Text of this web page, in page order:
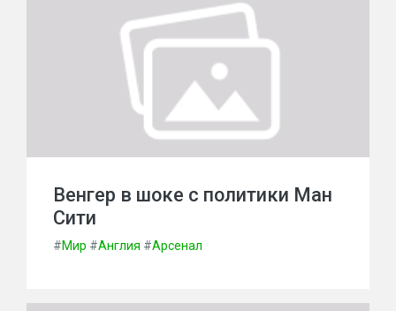
Венгер в шоке с политики Ман
Сити
#Мир #Англия #Арсенал